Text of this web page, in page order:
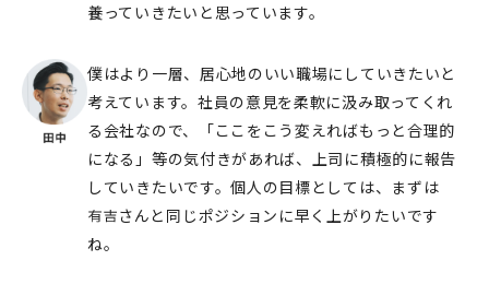
養っていきたいと思っています。
僕はより一層、居心地のいい職場にしていきたいと
考えています。社員の意見を柔軟に汲み取ってくれ
る会社なので、「ここをこう変えればもっと合理的
になる」等の気付きがあれば、上司に積極的に報告
していきたいです。個人の目標としては、まずは
さんと同じポジションに早く上がりたいです
ね。